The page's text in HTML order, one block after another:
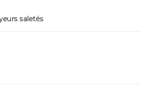
saletés